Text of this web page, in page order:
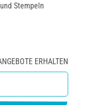
Stempeln
ERHALTEN